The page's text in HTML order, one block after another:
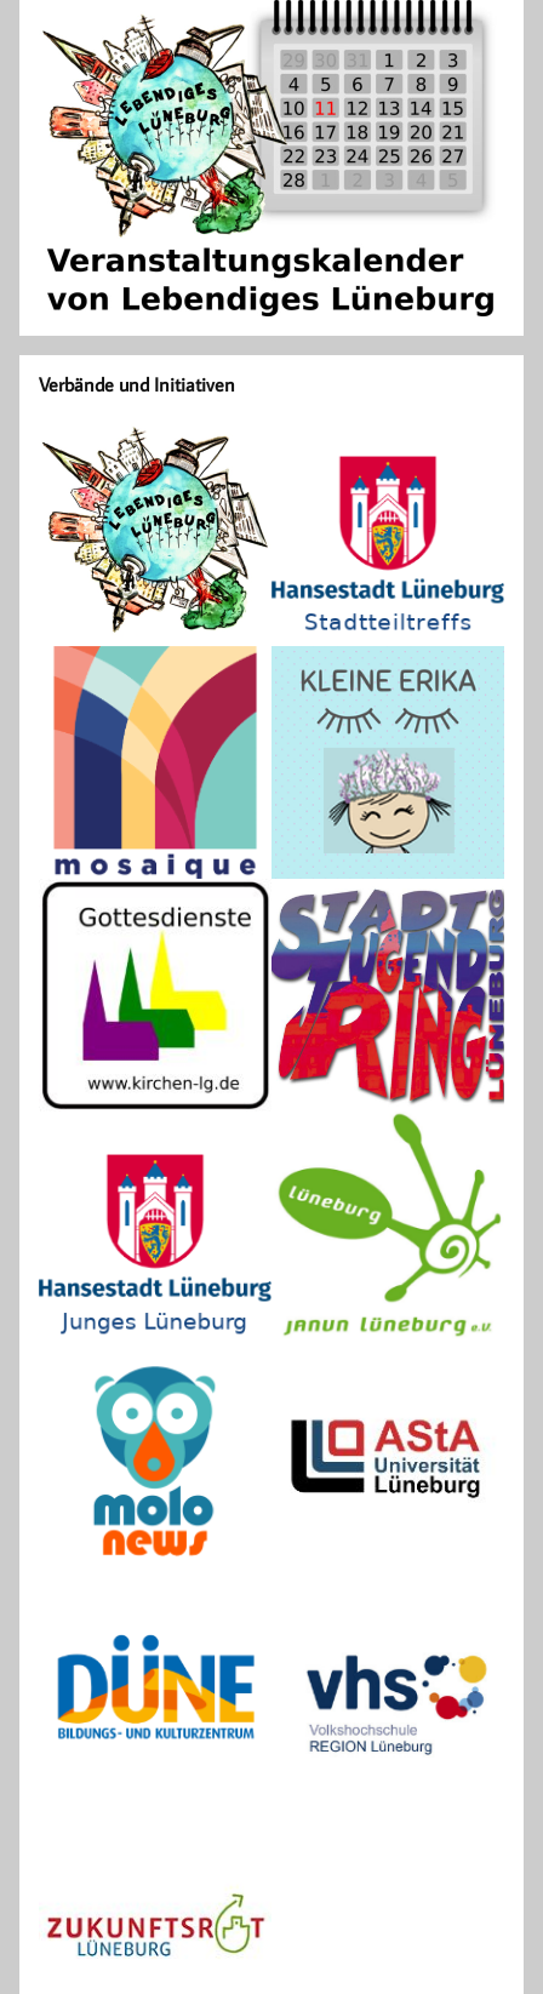
Verbände und Initiativen